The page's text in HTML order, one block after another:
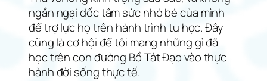
ngần ngại dốc tâm sức nhỏ bé của mình
để trợ lực họ trên hành trình tu học. Đây
cũng là cơ hội để tôi mang những gì đã
học trên con đường Bồ Tát Đạo vào thực
hành đời sống thực tế.